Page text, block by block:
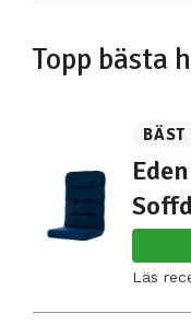
Topp bästa
BÄST
Läs